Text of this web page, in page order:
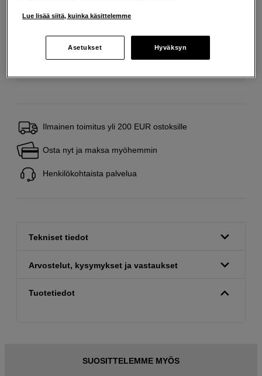
Avausmaksu 5 EUR, laskutusmaksu 0 EUR/kk lisäksi
Lainaaminen maksaa! Jos et pysty maksamaan velkaa ajoissa, saatat
liittymien tekemistä ja uusien lainojen saamista. Apua saat kuntasi talous- ja
velkaneuvonnasta. Yhteystiedot löydät sivulta kkv.fi (avautuu uuteen
Ilmainen toimitus yli 200 EUR ostoksille
Osta nyt ja maksa myöhemmin
Henkilökohtaista palvelua
Tekniset tiedot
Arvostelut, kysymykset ja vastaukset
Tuotetiedot
SUOSITTELEMME MYÖS
Lue lisää siitä, kuinka käsittelemme
Asetukset Hyväksyn